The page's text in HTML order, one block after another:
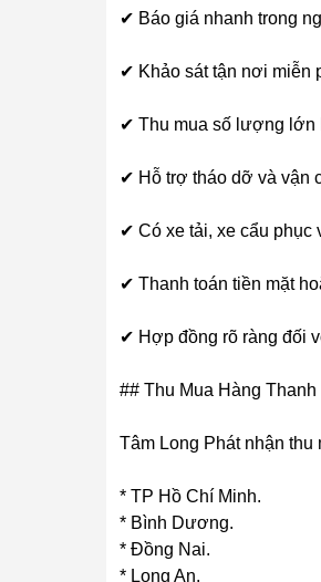
✔ Báo giá nhanh trong
✔ Khảo sát tận nơi miễn
✔ Thu mua số lượng lớn
✔ Hỗ trợ tháo dỡ và vận
✔ Có xe tải, xe cẩu phục
✔ Thanh toán tiền mặt
✔ Hợp đồng rõ ràng đối
## Thu Mua Hàng
Tâm Long Phát nhận thu
* TP Hồ Chí Minh.
* Bình Dương.
* Đồng Nai.
* Long An.